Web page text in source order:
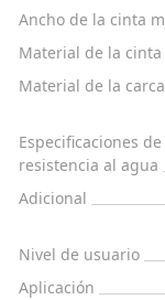
Ancho de la cinta
Material de la cinta
Material de la
Especificaciones de
resistencia al agua
Adicional
Nivel de usuario
Aplicación